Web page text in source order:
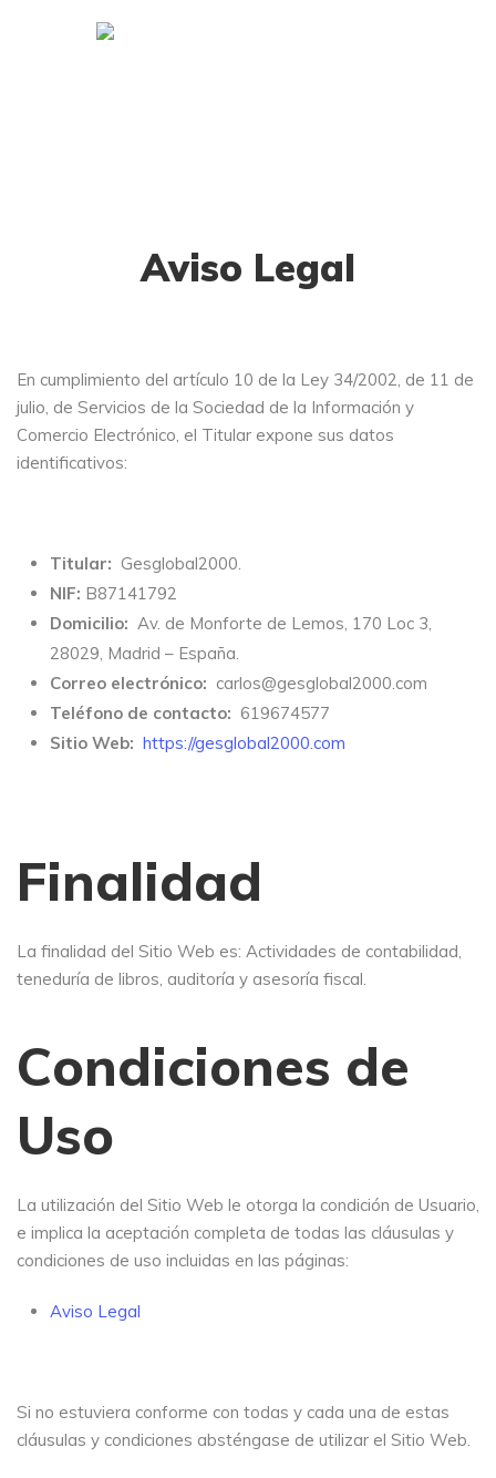
Aviso Legal
En cumplimiento del artículo 10 de la Ley 34/2002, de 11 de
julio, de Servicios de la Sociedad de la Información y
Comercio Electrónico, el Titular expone sus datos
identificativos:
Titular: Gesglobal2000.
NIF: B87141792
Domicilio: Av. de Monforte de Lemos, 170 Loc 3,
28029, Madrid – España.
Correo electrónico: carlos@gesglobal2000.com
Teléfono de contacto: 619674577
Sitio Web: https://gesglobal2000.com
Finalidad
La finalidad del Sitio Web es: Actividades de contabilidad,
teneduría de libros, auditoría y asesoría fiscal.
Condiciones de
Uso
La utilización del Sitio Web le otorga la condición de Usuario,
e implica la aceptación completa de todas las cláusulas y
condiciones de uso incluidas en las páginas:
Aviso Legal
Si no estuviera conforme con todas y cada una de estas
cláusulas y condiciones absténgase de utilizar el Sitio Web.